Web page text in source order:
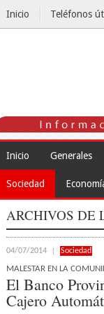
Inicio Teléfonos
Inicio Generales
Sociedad
ARCHIVOS DE
04/07/2014 Sociedad
MALESTAR EN LA
El Banco
Cajero